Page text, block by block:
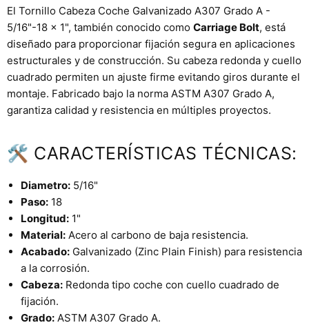
El Tornillo Cabeza Coche Galvanizado A307 Grado A -
5/16"-18 x 1", también conocido como Carriage Bolt, está
diseñado para proporcionar fijación segura en aplicaciones
estructurales y de construcción. Su cabeza redonda y cuello
cuadrado permiten un ajuste firme evitando giros durante el
montaje. Fabricado bajo la norma ASTM A307 Grado A,
garantiza calidad y resistencia en múltiples proyectos.
🛠 CARACTERÍSTICAS TÉCNICAS:
Diametro: 5/16"
Paso: 18
Longitud: 1"
Material: Acero al carbono de baja resistencia.
Acabado: Galvanizado (Zinc Plain Finish) para resistencia
a la corrosión.
Cabeza: Redonda tipo coche con cuello cuadrado de
fijación.
Grado: ASTM A307 Grado A.